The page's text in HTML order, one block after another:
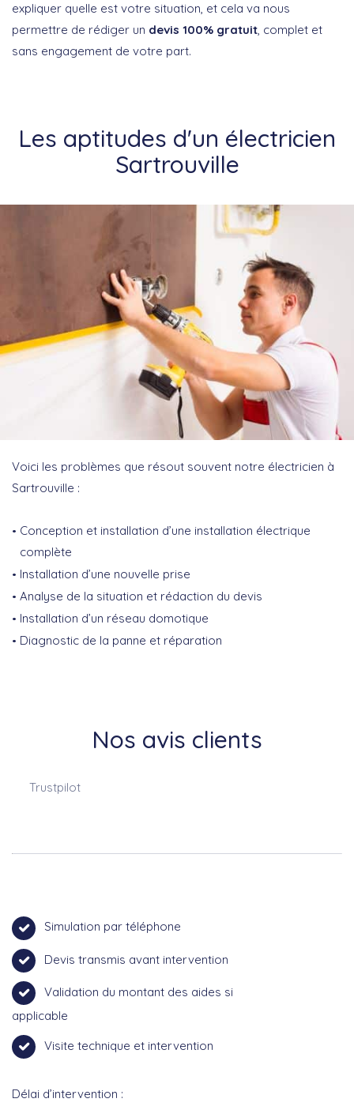
expliquer quelle est votre situation, et cela va nous
permettre de rédiger un devis 100% gratuit, complet et
sans engagement de votre part.
Les aptitudes d'un électricien
Sartrouville
Voici les problèmes que résout souvent notre électricien à
Sartrouville :
Conception et installation d’une installation électrique
complète
Installation d’une nouvelle prise
Analyse de la situation et rédaction du devis
Installation d’un réseau domotique
Diagnostic de la panne et réparation
Nos avis clients
Trustpilot
Simulation par téléphone
Devis transmis avant intervention
Validation du montant des aides si
applicable
Visite technique et intervention
Délai d’intervention :